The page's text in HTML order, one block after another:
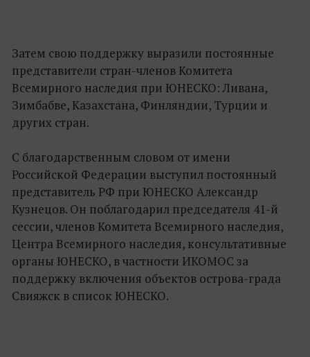
Затем свою поддержку выразили постоянные
представители стран-членов Комитета
Всемирного наследия при ЮНЕСКО: Ливана,
Зимбабве, Казахстана, Финляндии, Турции и
других стран.
С благодарственным словом от имени
Российской Федерации выступил постоянный
представитель РФ при ЮНЕСКО Александр
Кузнецов. Он поблагодарил председателя 41-й
сессии, членов Комитета Всемирного наследия,
Центра Всемирного наследия, консультативные
органы ЮНЕСКО, в частности ИКОМОС за
поддержку включения объектов острова-града
Свияжск в список ЮНЕСКО.